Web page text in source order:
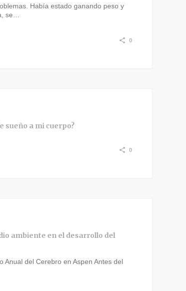
Había estado ganando peso y
se…
0
sueño a mi cuerpo?
0
ambiente en el desarrollo del
Anual del Cerebro en Aspen Antes del